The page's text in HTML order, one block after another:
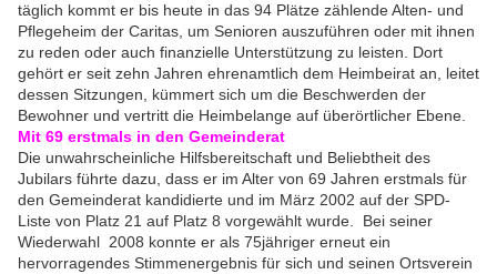
täglich kommt er bis heute in das 94 Plätze zählende Alten- und
Pflegeheim der Caritas, um Senioren auszuführen oder mit ihnen
zu reden oder auch finanzielle Unterstützung zu leisten. Dort
gehört er seit zehn Jahren ehrenamtlich dem Heimbeirat an, leitet
dessen Sitzungen, kümmert sich um die Beschwerden der
Bewohner und vertritt die Heimbelange auf überörtlicher Ebene.
Mit 69 erstmals in den Gemeinderat
Die unwahrscheinliche Hilfsbereitschaft und Beliebtheit des
Jubilars führte dazu, dass er im Alter von 69 Jahren erstmals für
den Gemeinderat kandidierte und im März 2002 auf der SPD-
Liste von Platz 21 auf Platz 8 vorgewählt wurde. Bei seiner
Wiederwahl 2008 konnte er als 75jähriger erneut ein
hervorragendes Stimmenergebnis für sich und seinen Ortsverein